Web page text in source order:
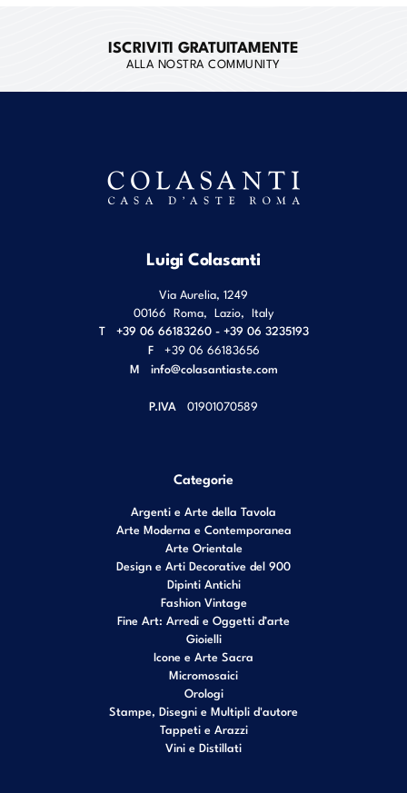
ISCRIVITI GRATUITAMENTE
ALLA NOSTRA COMMUNITY
Luigi Colasanti
Via Aurelia, 1249
00166 Roma, Lazio, Italy
T
+39 06 66183260 - +39 06 3235193
F
+39 06 66183656
M info@colasantiaste.com
P.IVA 01901070589
Categorie
Argenti e Arte della Tavola
Arte Moderna e Contemporanea
Arte Orientale
Design e Arti Decorative del 900
Dipinti Antichi
Fashion Vintage
Fine Art: Arredi e Oggetti d’arte
Gioielli
Icone e Arte Sacra
Micromosaici
Orologi
Stampe, Disegni e Multipli d'autore
Tappeti e Arazzi
Vini e Distillati